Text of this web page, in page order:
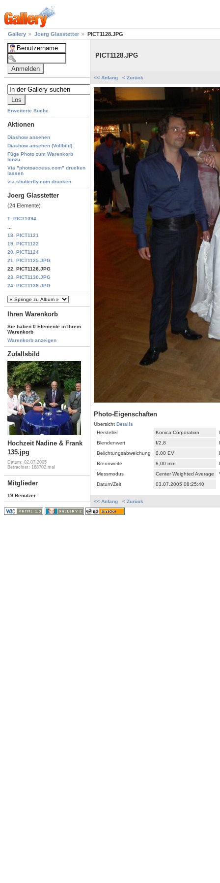
Gallery Joerg Glasstetter PICT1128.JPG
Erweiterte Suche
Aktionen
Diashow ansehen
Diashow ansehen (Vollbild)
Füge Photo zum Warenkorb
hinzu
Via "photoaccess.com" drucken
lassen
via shutterfly.com drucken
Joerg Glasstetter
(24 Elemente)
1. PICT1094
18. PICT1121
19. PICT1122
20. PICT1124
21. PICT1125.JPG
22. PICT1128.JPG
23. PICT1130.JPG
24. PICT1138.JPG
Ihren Warenkorb
Sie haben 0 Elemente in Ihrem
Warenkorb
Warenkorb anzeigen
Zufallsbild
Hochzeit Nadine & Frank
135.jpg
Datum: 02.07.2005
Betrachtet: 168702 mal
Mitglieder
19 Benutzer
PICT1128.JPG
<< Anfang < Zurück
Photo-Eigenschaften
Übersicht Details
Hersteller
Konica Corporation
Blendenwert
f/2,8
Belichtungsabweichung
0,00 EV
Brennweite
8,00 mm
Messmodus
Center Weighted Average
Datum/Zeit
03.07.2005 08:25:40
<< Anfang < Zurück